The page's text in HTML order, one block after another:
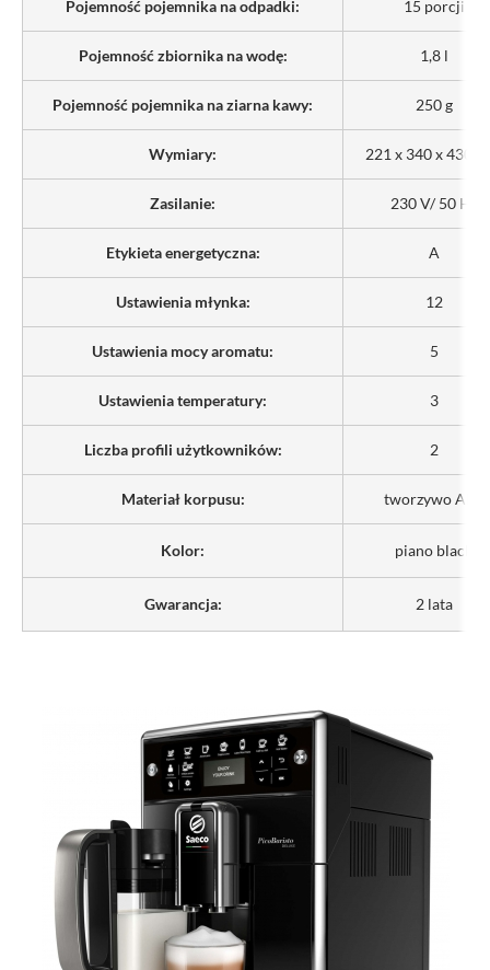
Pojemność pojemnika na odpadki: 15 porcji
Pojemność zbiornika na wodę: 1,8 l
Pojemność pojemnika na ziarna kawy: 250 g
Wymiary: 221 x 340 x 430
Zasilanie: 230 V/ 50 Hz
Etykieta energetyczna: A
Ustawienia młynka: 12
Ustawienia mocy aromatu: 5
Ustawienia temperatury: 3
Liczba profili użytkowników: 2
Materiał korpusu: tworzywo ABS
Kolor: piano black
Gwarancja: 2 lata